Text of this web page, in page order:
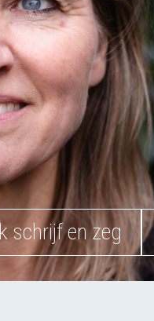
schrijf en zeg